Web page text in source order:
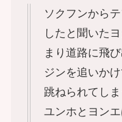
ソクフンから
したと聞いた
まり道路に飛
ジンを追いか
跳ねられてし
ユンホとヨン